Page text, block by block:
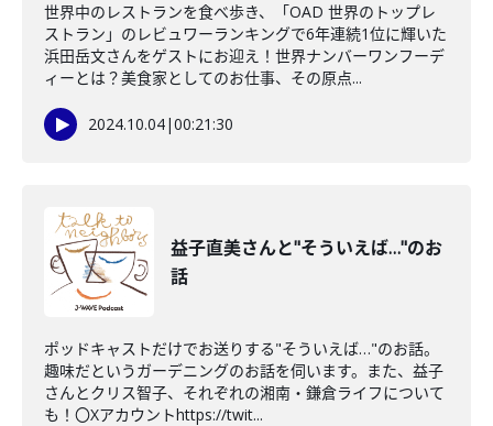
世界中のレストランを食べ歩き、「OAD 世界のトップレ
ストラン」のレビュワーランキングで6年連続1位に輝いた
浜田岳文さんをゲストにお迎え！世界ナンバーワンフーデ
ィーとは？美食家としてのお仕事、その原点...
2024.10.04|00:21:30
益子直美さんと"そういえば…"のお
話
ポッドキャストだけでお送りする"そういえば…"のお話。
趣味だというガーデニングのお話を伺います。また、益子
さんとクリス智子、それぞれの湘南・鎌倉ライフについて
も！〇Xアカウントhttps://twit...